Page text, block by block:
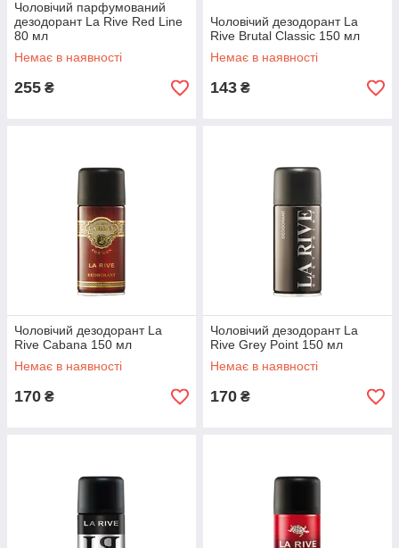
Чоловічий парфумований
дезодорант La Rive Red Line
80 мл
Немає в наявності
255 ₴
Чоловічий дезодорант La
Rive Brutal Classic 150 мл
Немає в наявності
143 ₴
Чоловічий дезодорант La
Rive Cabana 150 мл
Немає в наявності
170 ₴
Чоловічий дезодорант La
Rive Grey Point 150 мл
Немає в наявності
170 ₴